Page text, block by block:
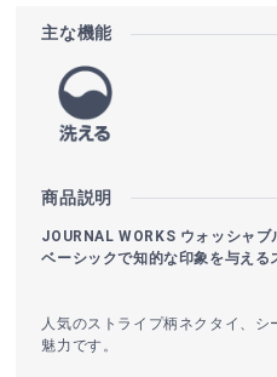
主な機能
商品説明
JOURNAL WORKS ウォッシャブ
ベーシックで知的な印象を与える
人気のストライプ柄ネクタイ、
魅力です。